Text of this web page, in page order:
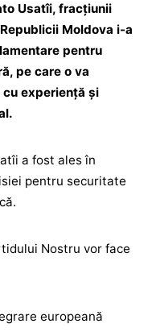
Usatîi, fracțiunii
Moldova i-a
pentru
pe care o va
cu experiență și
a fost ales în
pentru securitate
Nostru vor face
europeană